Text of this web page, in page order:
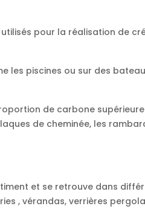
pour la réalisation de
les piscines ou sur des
de carbone supérieure
de cheminée, les
et se retrouve dans
, vérandas, verrières